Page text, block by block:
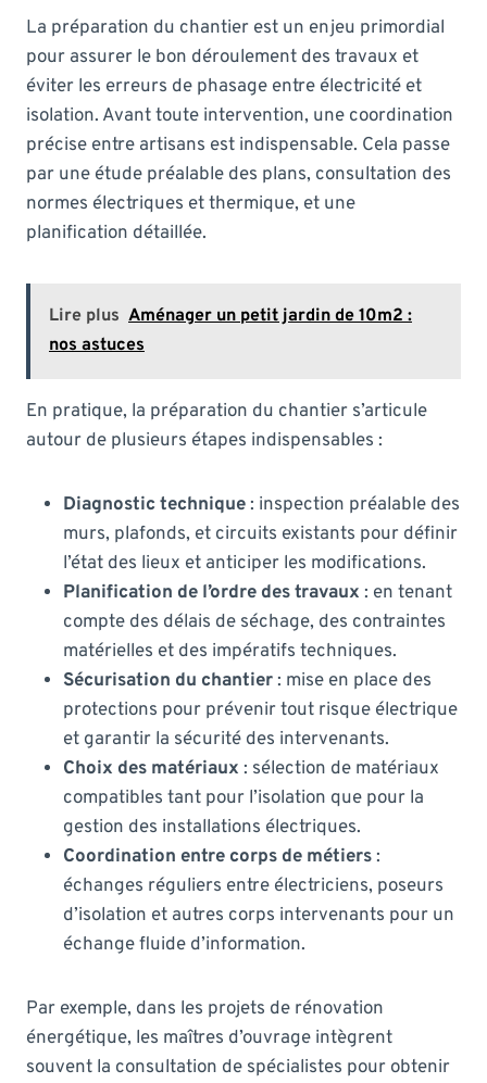
La préparation du chantier est un enjeu primordial
pour assurer le bon déroulement des travaux et
éviter les erreurs de phasage entre électricité et
isolation. Avant toute intervention, une coordination
précise entre artisans est indispensable. Cela passe
par une étude préalable des plans, consultation des
normes électriques et thermique, et une
planification détaillée.
Lire plus Aménager un petit jardin de 10m2 :
nos astuces
En pratique, la préparation du chantier s’articule
autour de plusieurs étapes indispensables :
Diagnostic technique: inspection préalable des
murs, plafonds, et circuits existants pour définir
l’état des lieux et anticiper les modifications.
Planification de l’ordre des travaux : en tenant
compte des délais de séchage, des contraintes
matérielles et des impératifs techniques.
Sécurisation du chantier: mise en place des
protections pour prévenir tout risque électrique
et garantir la sécurité des intervenants.
Choix des matériaux : sélection de matériaux
compatibles tant pour l’isolation que pour la
gestion des installations électriques.
Coordination entre corps de métiers:
échanges réguliers entre électriciens, poseurs
d’isolation et autres corps intervenants pour un
échange fluide d’information.
Par exemple, dans les projets de rénovation
énergétique, les maîtres d’ouvrage intègrent
souvent la consultation de spécialistes pour obtenir